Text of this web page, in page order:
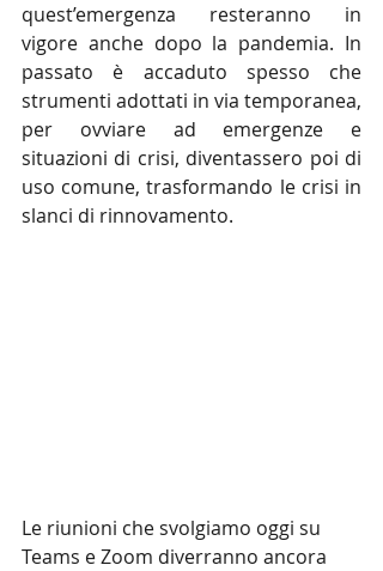
quest’emergenza resteranno in
vigore anche dopo la pandemia. In
passato è accaduto spesso che
strumenti adottati in via temporanea,
per ovviare ad emergenze e
situazioni di crisi, diventassero poi di
uso comune, trasformando le crisi in
slanci di rinnovamento.
Le riunioni che svolgiamo oggi su
Teams e Zoom diverranno ancora